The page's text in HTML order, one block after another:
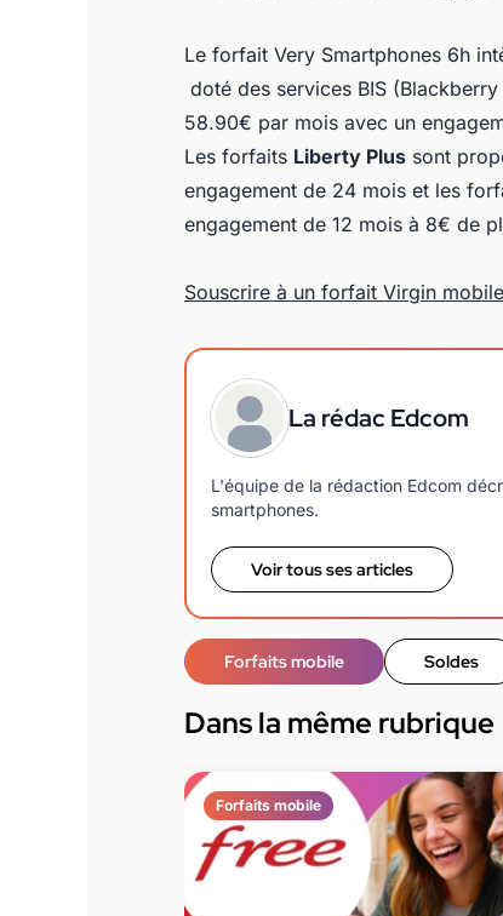
Le forfait Very Smartphones 6h
doté des services BIS
58.90€ par mois avec un
Les forfaits Liberty Plus sont
engagement de 24 mois et les
engagement de 12 mois à 8€ de
Souscrire à un forfait Virgin mobile
La rédac Edcom
L'équipe de la rédaction Edcom
smartphones.
Voir tous ses articles
Forfaits mobile Soldes
Dans la même rubrique
Forfaits mobile